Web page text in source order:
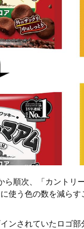
ら順次、「カントリ
使う色の数を減らす
ンされていたロゴ